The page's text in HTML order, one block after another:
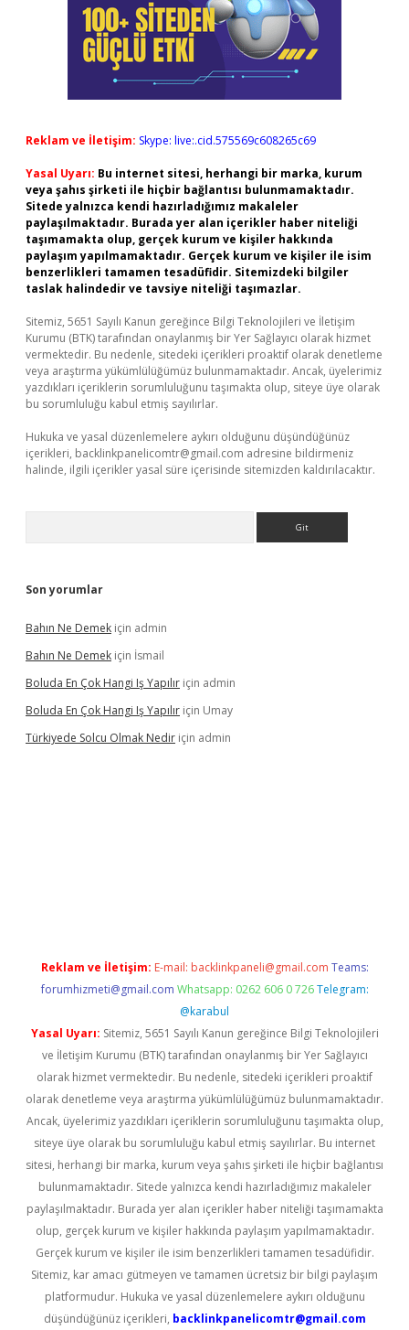
Reklam ve İletişim: Skype: live:.cid.575569c608265c69
Yasal Uyarı: Bu internet sitesi, herhangi bir marka, kurum
veya şahıs şirketi ile hiçbir bağlantısı bulunmamaktadır.
Sitede yalnızca kendi hazırladığımız makaleler
paylaşılmaktadır. Burada yer alan içerikler haber niteliği
taşımamakta olup, gerçek kurum ve kişiler hakkında
paylaşım yapılmamaktadır. Gerçek kurum ve kişiler ile isim
benzerlikleri tamamen tesadüfidir. Sitemizdeki bilgiler
taslak halindedir ve tavsiye niteliği taşımazlar.
Sitemiz, 5651 Sayılı Kanun gereğince Bilgi Teknolojileri ve İletişim
Kurumu (BTK) tarafından onaylanmış bir Yer Sağlayıcı olarak hizmet
vermektedir. Bu nedenle, sitedeki içerikleri proaktif olarak denetleme
veya araştırma yükümlülüğümüz bulunmamaktadır. Ancak, üyelerimiz
yazdıkları içeriklerin sorumluluğunu taşımakta olup, siteye üye olarak
bu sorumluluğu kabul etmiş sayılırlar.
Hukuka ve yasal düzenlemelere aykırı olduğunu düşündüğünüz
içerikleri, backlinkpanelicomtr@gmail.com adresine bildirmeniz
halinde, ilgili içerikler yasal süre içerisinde sitemizden kaldırılacaktır.
Son yorumlar
Bahın Ne Demek için admin
Bahın Ne Demek için İsmail
Boluda En Çok Hangi Iş Yapılır için admin
Boluda En Çok Hangi Iş Yapılır için Umay
Türkiyede Solcu Olmak Nedir için admin
Reklam ve İletişim: E-mail: backlinkpaneli@gmail.com Teams:
forumhizmeti@gmail.com Whatsapp: 0262 606 0 726 Telegram:
@karabul
Yasal Uyarı: Sitemiz, 5651 Sayılı Kanun gereğince Bilgi Teknolojileri
ve İletişim Kurumu (BTK) tarafından onaylanmış bir Yer Sağlayıcı
olarak hizmet vermektedir. Bu nedenle, sitedeki içerikleri proaktif
olarak denetleme veya araştırma yükümlülüğümüz bulunmamaktadır.
Ancak, üyelerimiz yazdıkları içeriklerin sorumluluğunu taşımakta olup,
siteye üye olarak bu sorumluluğu kabul etmiş sayılırlar. Bu internet
sitesi, herhangi bir marka, kurum veya şahıs şirketi ile hiçbir bağlantısı
bulunmamaktadır. Sitede yalnızca kendi hazırladığımız makaleler
paylaşılmaktadır. Burada yer alan içerikler haber niteliği taşımamakta
olup, gerçek kurum ve kişiler hakkında paylaşım yapılmamaktadır.
Gerçek kurum ve kişiler ile isim benzerlikleri tamamen tesadüfidir.
Sitemiz, kar amacı gütmeyen ve tamamen ücretsiz bir bilgi paylaşım
platformudur. Hukuka ve yasal düzenlemelere aykırı olduğunu
düşündüğünüz içerikleri, backlinkpanelicomtr@gmail.com